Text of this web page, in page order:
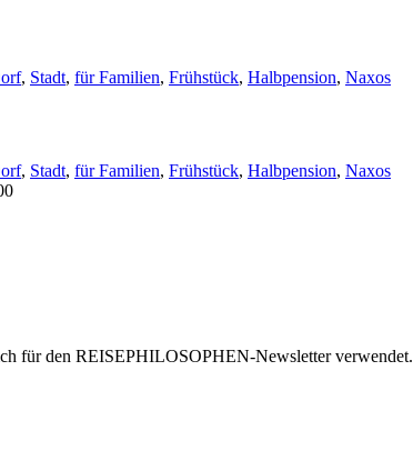
, Stadt, für Familien, Frühstück, Halbpension, Naxos
, Stadt, für Familien, Frühstück, Halbpension, Naxos
für den REISEPHILOSOPHEN-Newsletter verwendet.